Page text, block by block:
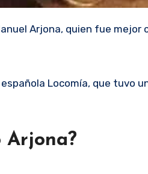
Arjona, quien fue mejor
Locomía, que tuvo
Arjona?